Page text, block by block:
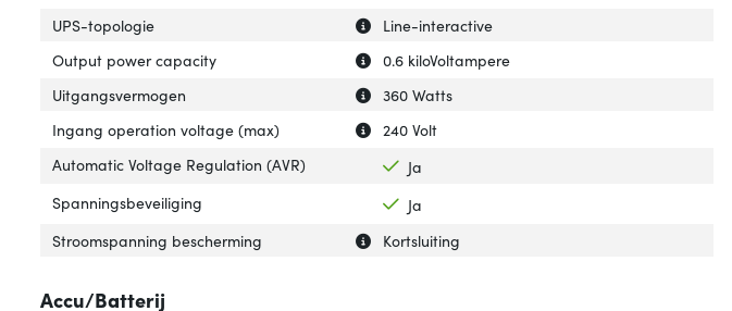
Uitleg over 'UPS-topologie'
Verberg uitleg over 'UPS-topologie'
UPS-topologie
Line-interactive
Uitleg over 'Output power capacity'
Verberg uitleg over 'Output power capacity'
Output power capacity
0.6 kiloVoltampere
Uitleg over 'Uitgangsvermogen'
Verberg uitleg over 'Uitgangsvermogen'
Uitgangsvermogen
360 Watts
Uitleg over 'Ingang operation voltage (max)'
Verberg uitleg over 'Ingang operation voltage (max)'
Ingang operation voltage (max)
240 Volt
Automatic Voltage Regulation (AVR)
Ja
Spanningsbeveiliging
Ja
Uitleg over 'Stroomspanning bescherming'
Verberg uitleg over 'Stroomspanning bescherming'
Stroomspanning bescherming Kortsluiting
Accu/Batterij